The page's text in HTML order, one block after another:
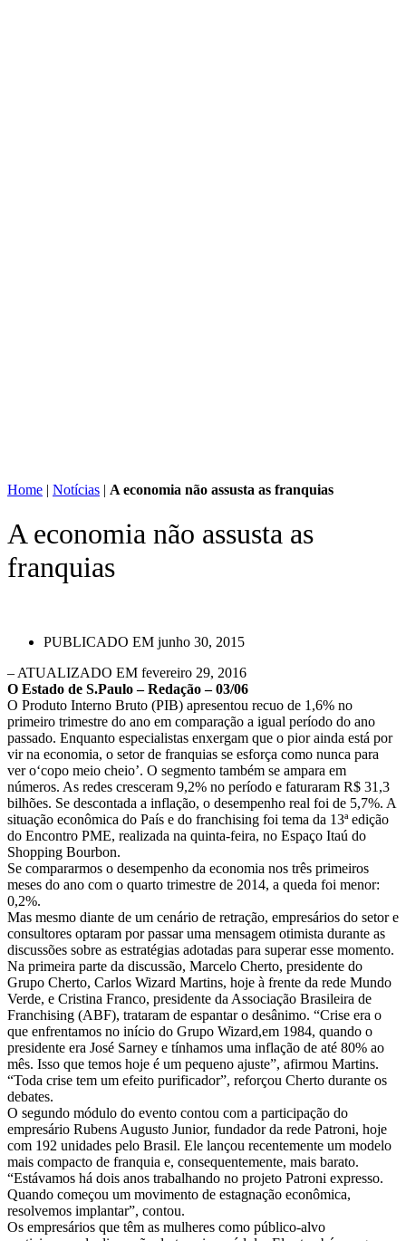
Home | Notícias | A economia não assusta as franquias
A economia não assusta as
franquias
PUBLICADO EM junho 30, 2015
– ATUALIZADO EM fevereiro 29, 2016
O Estado de S.Paulo – Redação – 03/06
O Produto Interno Bruto (PIB) apresentou recuo de 1,6% no
primeiro trimestre do ano em comparação a igual período do ano
passado. Enquanto especialistas enxergam que o pior ainda está por
vir na economia, o setor de franquias se esforça como nunca para
ver o‘copo meio cheio’. O segmento também se ampara em
números. As redes cresceram 9,2% no período e faturaram R$ 31,3
bilhões. Se descontada a inflação, o desempenho real foi de 5,7%. A
situação econômica do País e do franchising foi tema da 13ª edição
do Encontro PME, realizada na quinta-feira, no Espaço Itaú do
Shopping Bourbon.
Se compararmos o desempenho da economia nos três primeiros
meses do ano com o quarto trimestre de 2014, a queda foi menor:
0,2%.
Mas mesmo diante de um cenário de retração, empresários do setor e
consultores optaram por passar uma mensagem otimista durante as
discussões sobre as estratégias adotadas para superar esse momento.
Na primeira parte da discussão, Marcelo Cherto, presidente do
Grupo Cherto, Carlos Wizard Martins, hoje à frente da rede Mundo
Verde, e Cristina Franco, presidente da Associação Brasileira de
Franchising (ABF), trataram de espantar o desânimo. “Crise era o
que enfrentamos no início do Grupo Wizard,em 1984, quando o
presidente era José Sarney e tínhamos uma inflação de até 80% ao
mês. Isso que temos hoje é um pequeno ajuste”, afirmou Martins.
“Toda crise tem um efeito purificador”, reforçou Cherto durante os
debates.
O segundo módulo do evento contou com a participação do
empresário Rubens Augusto Junior, fundador da rede Patroni, hoje
com 192 unidades pelo Brasil. Ele lançou recentemente um modelo
mais compacto de franquia e, consequentemente, mais barato.
“Estávamos há dois anos trabalhando no projeto Patroni expresso.
Quando começou um movimento de estagnação econômica,
resolvemos implantar”, contou.
Os empresários que têm as mulheres como público-alvo